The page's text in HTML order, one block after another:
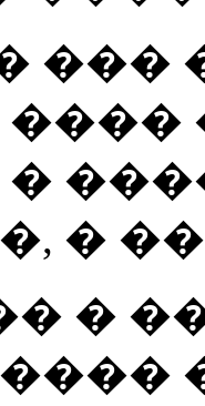
���
����
�
�
�